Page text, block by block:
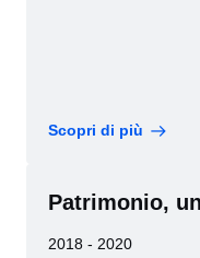
Scopri di più
Patrimonio,
2018 - 2020